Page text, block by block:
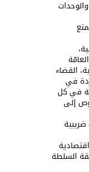
القضاء
في
في كل
إلى
السلطة